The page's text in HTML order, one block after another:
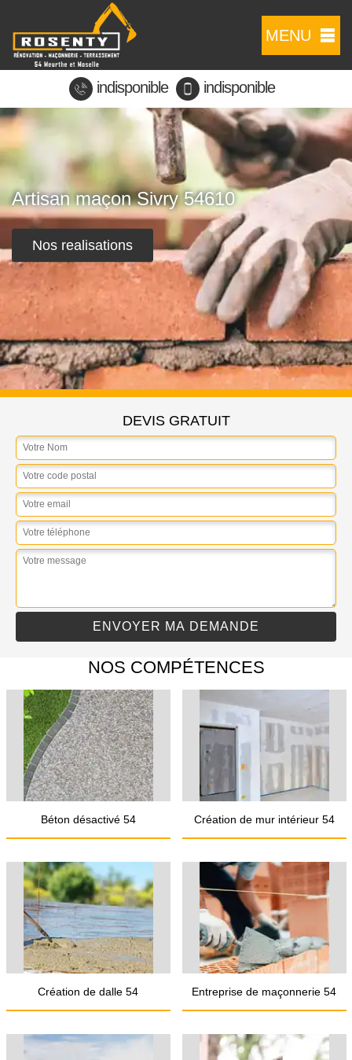
MENU
indisponible indisponible
Artisan maçon Sivry 54610
Nos realisations
DEVIS GRATUIT
NOS COMPÉTENCES
Béton désactivé 54 Création de mur intérieur 54
Création de dalle 54 Entreprise de maçonnerie 54